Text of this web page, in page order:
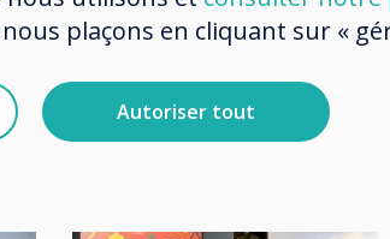
En savoir plus
plaçons en cliquant sur «
Autoriser tout